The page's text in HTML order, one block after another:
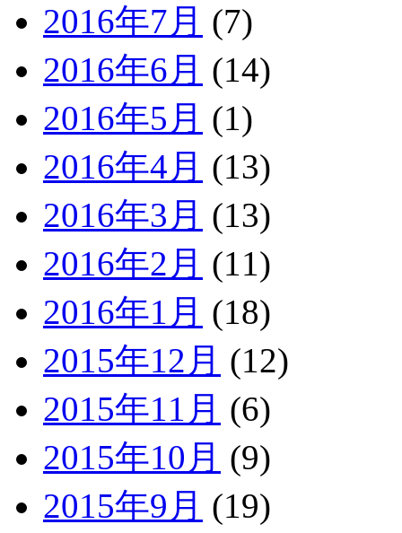
2016年7月 (7)
2016年6月 (14)
2016年5月 (1)
2016年4月 (13)
2016年3月 (13)
2016年2月 (11)
2016年1月 (18)
2015年12月 (12)
2015年11月 (6)
2015年10月 (9)
2015年9月 (19)